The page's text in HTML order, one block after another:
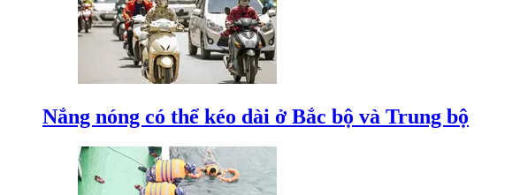
Nắng nóng có thể kéo dài ở Bắc bộ và Trung bộ